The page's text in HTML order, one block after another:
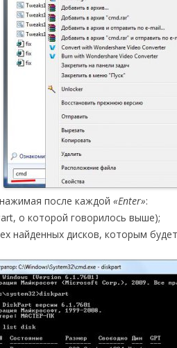
после каждой «Enter»:
о которой говорилось выше);
найденных дисков, которым